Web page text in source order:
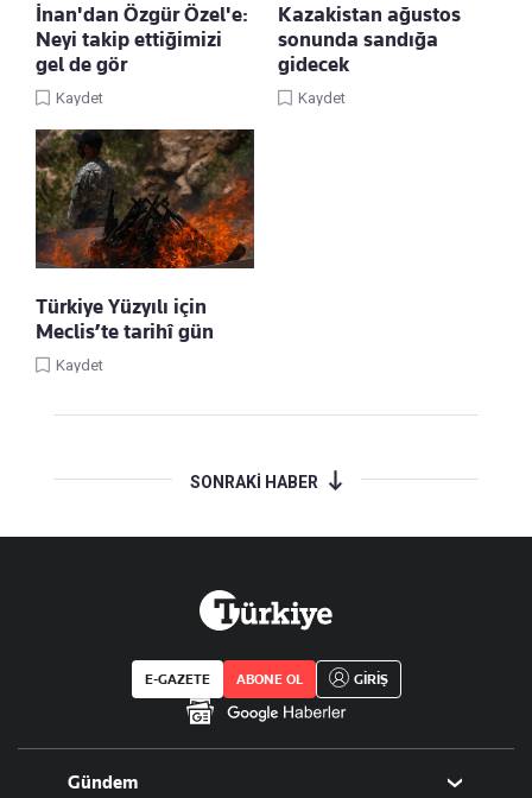
İnan'dan Özgür Özel'e:
Neyi takip ettiğimizi
gel de gör
Kaydet
Kazakistan ağustos
sonunda sandığa
gidecek
Kaydet
Türkiye Yüzyılı için
Meclis’te tarihî gün
Kaydet
SONRAKİ HABER
E-GAZETE ABONE OL GİRİŞ
Gündem